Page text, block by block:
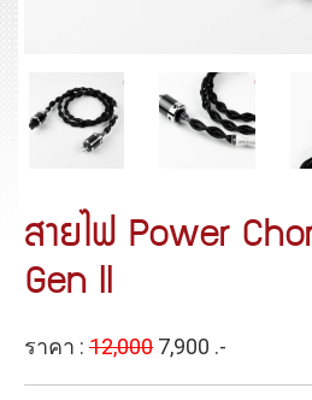
สายไฟ Power
Gen ll
ราคา : 12,000 7,900 .-